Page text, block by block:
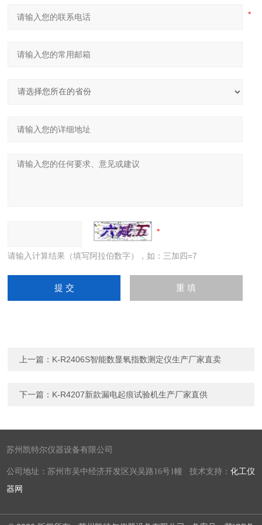
请输入计算结果（填写阿拉伯数字），如：三加四=7
上一篇： K-R2406S智能数显氧指数测定仪生产厂家直卖
下一篇： K-R4207新款漏电起痕试验机生产厂家直供
苏州凯特尔仪器设备有限公司
公司地址：苏州市吴中经济开发区兴吴路16号1幢 技术支持：化工仪
器网